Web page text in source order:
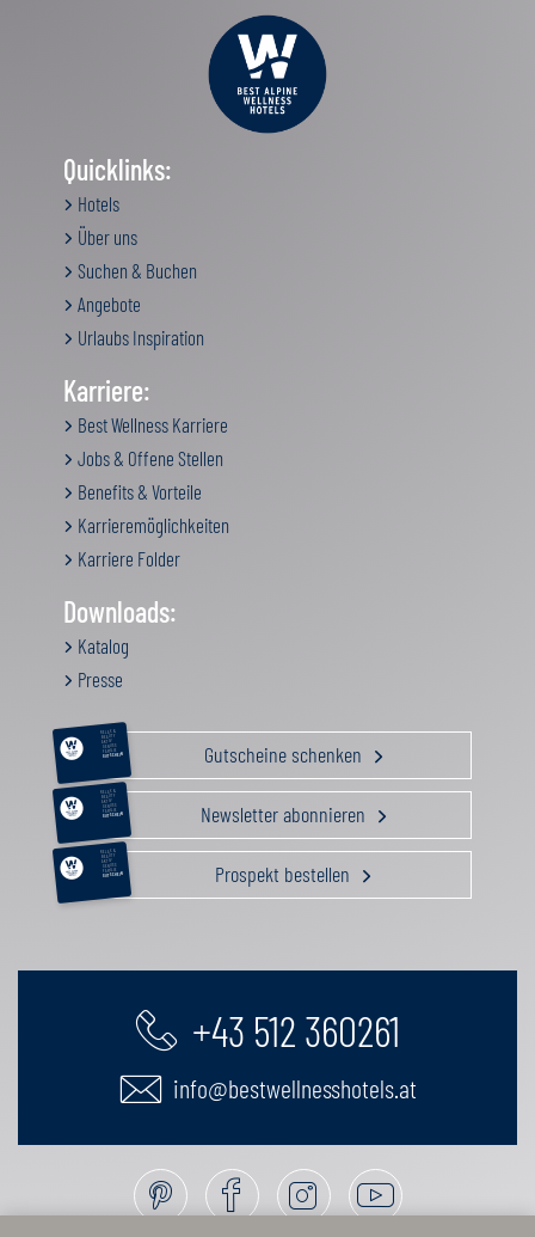
Quicklinks:
Hotels
Über uns
Suchen & Buchen
Angebote
Urlaubs Inspiration
Karriere:
Best Wellness Karriere
Jobs & Offene Stellen
Benefits & Vorteile
Karrieremöglichkeiten
Karriere Folder
Downloads:
Katalog
Presse
RELAX &
BEAUTY
AKTIV
GENUSS
FAMILIE
GUTSCHEIN Gutscheine schenken
RELAX &
BEAUTY
AKTIV
GENUSS
FAMILIE
GUTSCHEIN Newsletter abonnieren
RELAX &
BEAUTY
AKTIV
GENUSS
FAMILIE
GUTSCHEIN Prospekt bestellen
+43 512 360261
info@bestwellnesshotels.at